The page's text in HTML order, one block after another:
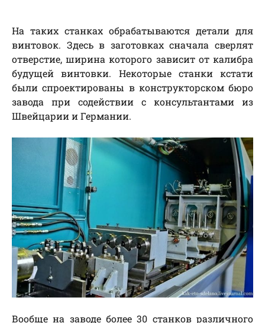
На таких станках обрабатываются детали для
винтовок. Здесь в заготовках сначала сверлят
отверстие, ширина которого зависит от калибра
будущей винтовки. Некоторые станки кстати
были спроектированы в конструкторском бюро
завода при содействии с консультантами из
Швейцарии и Германии.
Вообще на заводе более 30 станков различного